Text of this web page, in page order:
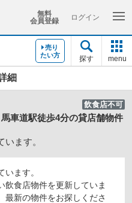
無料
会員登録
ログイン
売り
たい方
探す menu
細
飲食店不可
車道駅徒歩4分の貸店舗物件
ます。
ます。
飲食店物件を更新していま
最新の物件をお探しくださ